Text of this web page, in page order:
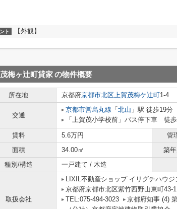
ト 【外観】
茂梅ヶ辻町貸家の物件概要
所在地 京都府京都市北区上賀茂梅ケ辻町1-4
交通
京都市営烏丸線 「 北山 」駅 徒歩19分
「上賀茂小学校前」バス停下車 徒
賃料 5.6万円 管
面積
34.00㎡ 築年
種別/構造
一戸建て / 木造
取扱会社
LIXIL不動産ショップ イリグチハウジ
京都府京都市北区紫竹西野山東町43-
TEL:075-494-3023
京都府知事 (4)